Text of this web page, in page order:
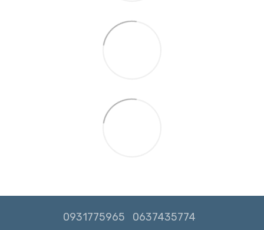
0931775965 0637435774